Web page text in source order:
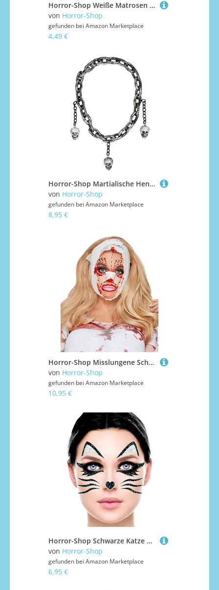
Horror-Shop Weiße Matrosen Mütze als Seemanns Mütze für Fasching & Karneval S
von Horror-Shop
gefunden bei Amazon Marketplace
4,49 €
Horror-Shop Martialische Henker Halskette mit Totenschädel als Kostümzubehör
von Horror-Shop
gefunden bei Amazon Marketplace
8,95 €
Horror-Shop Misslungene Schönheits OP Make Up Set für Halloween & Karneval
von Horror-Shop
gefunden bei Amazon Marketplace
10,95 €
Horror-Shop Schwarze Katze Glitter Gesichts-Aufkleber für Halloween & Fasching
von Horror-Shop
gefunden bei Amazon Marketplace
6,95 €